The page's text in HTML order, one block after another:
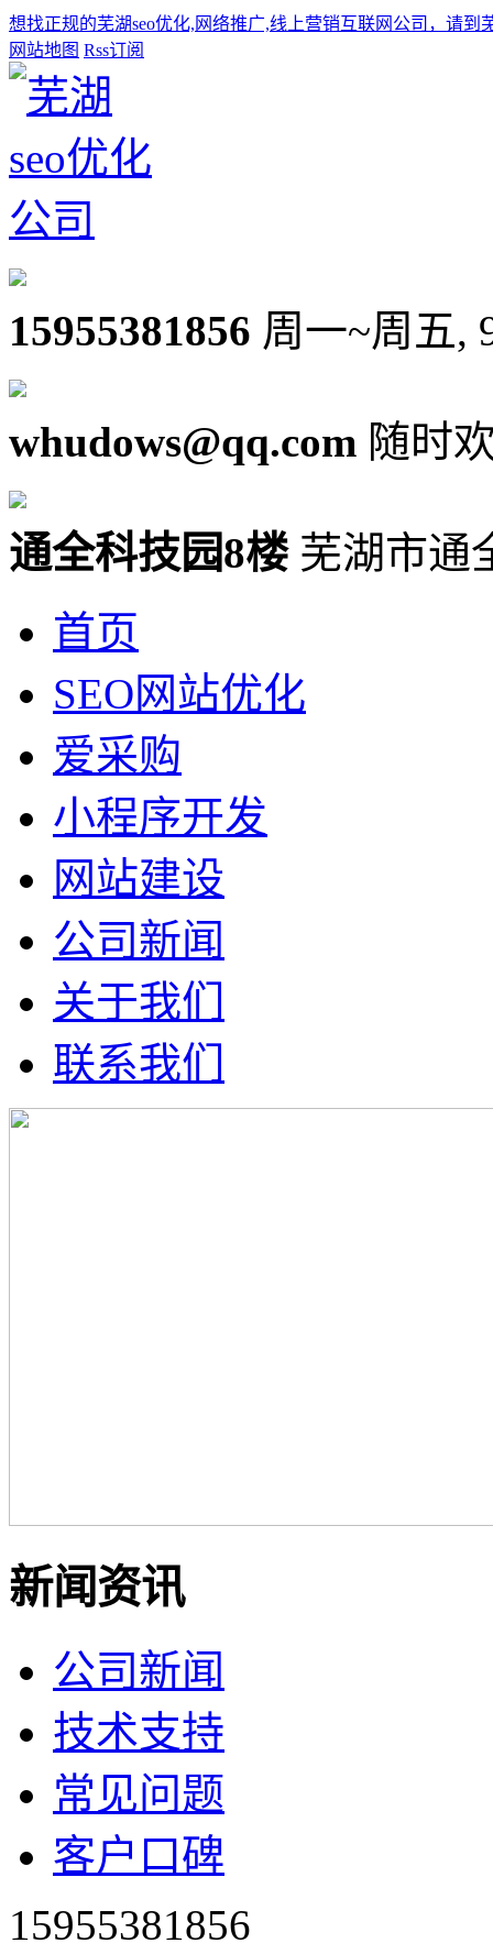
想找正规的芜湖seo优化,网络推广,线上营销互联网公司，请到
网站地图 Rss订阅
15955381856 周一~周五,
whudows@qq.com 随时
通全科技园8楼 芜湖市通
首页
SEO网站优化
爱采购
小程序开发
网站建设
公司新闻
关于我们
联系我们
新闻资讯
公司新闻
技术支持
常见问题
客户口碑
15955381856